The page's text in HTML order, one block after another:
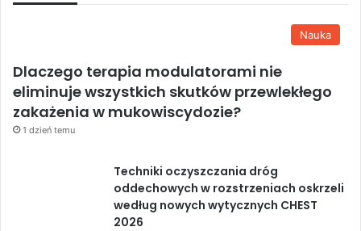
Nauka
Dlaczego terapia modulatorami nie
eliminuje wszystkich skutków przewlekłego
zakażenia w mukowiscydozie?
1 dzień temu
Techniki oczyszczania dróg
oddechowych w rozstrzeniach oskrzeli
według nowych wytycznych CHEST
2026